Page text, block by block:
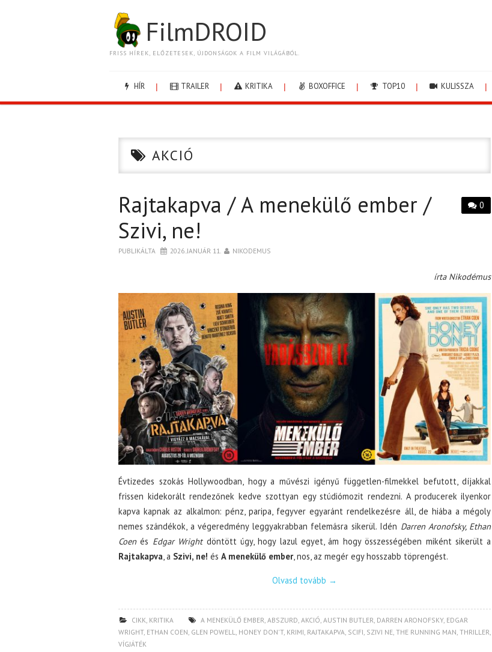
FilmDROID
FRISS HÍREK, ELŐZETESEK, ÚJDONSÁGOK A FILM VILÁGÁBÓL.
HÍR TRAILER KRITIKA BOXOFFICE TOP10 KULISSZA
AKCIÓ
0
Rajtakapva / A menekülő ember /
Szivi, ne!
PUBLIKÁLTA 2026. JANUÁR 11. NIKODEMUS
írta Nikodémus
Évtizedes szokás Hollywoodban, hogy a művészi igényű független-filmekkel befutott, díjakkal
frissen kidekorált rendezőnek kedve szottyan egy stúdiómozit rendezni. A producerek ilyenkor
kapva kapnak az alkalmon: pénz, paripa, fegyver egyaránt rendelkezésre áll, de hiába a mégoly
nemes szándékok, a végeredmény leggyakrabban felemásra sikerül. Idén Darren Aronofsky, Ethan
Coenés Edgar Wrightdöntött úgy, hogy lazul egyet, ám hogy összességében miként sikerült a
Rajtakapva, a Szivi, ne! és A menekülő ember, nos, az megér egy hosszabb töprengést.
Olvasd tovább →
CIKK, KRITIKA A MENEKÜLŐ EMBER, ABSZURD, AKCIÓ, AUSTIN BUTLER, DARREN ARONOFSKY, EDGAR
WRIGHT, ETHAN COEN, GLEN POWELL, HONEY DON'T, KRIMI, RAJTAKAPVA, SCIFI, SZIVI NE, THE RUNNING MAN, THRILLER,
VÍGJÁTÉK